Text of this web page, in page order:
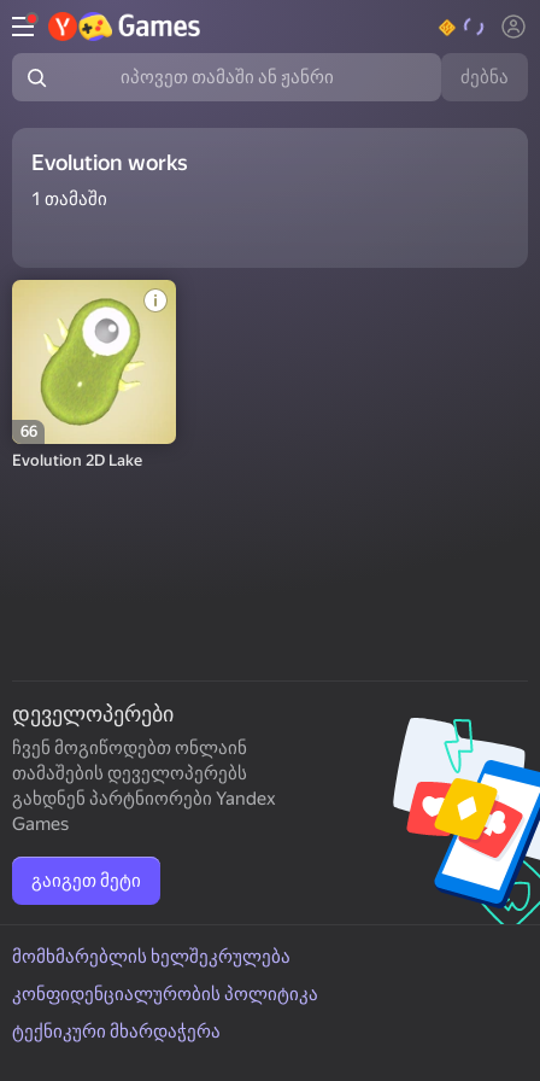
იპოვეთ თამაში ან ჟანრი ძებნა
Evolution works
1 თამაში
66
Evolution 2D Lake
დეველოპერები
ჩვენ მოგიწოდებთ ონლაინ
თამაშების დეველოპერებს
გახდნენ პარტნიორები Yandex
Games
გაიგეთ მეტი
მომხმარებლის ხელშეკრულება
კონფიდენციალურობის პოლიტიკა
ტექნიკური მხარდაჭერა